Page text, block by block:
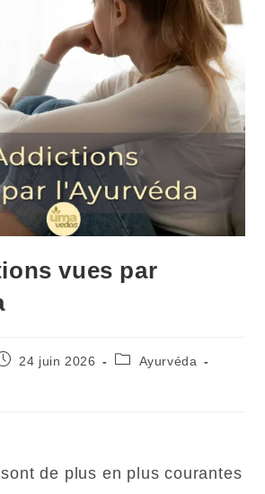
vues par
24 juin 2026
Ayurvéda
de plus en plus courantes